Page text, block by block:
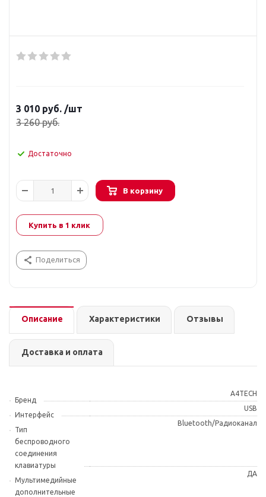
3 010 руб. /шт
3 260руб.
Достаточно
В корзину
Купить в 1 клик
Поделиться
Описание Характеристики Отзывы
Доставка и оплата
Бренд
A4TECH
Интерфейс
USB
Тип
беспроводного
соединения
клавиатуры
Bluetooth/Радиоканал
Мультимедийные
дополнительные
ДА